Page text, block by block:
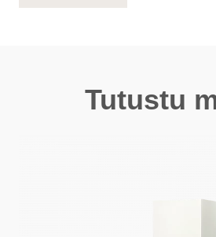
Tutustu